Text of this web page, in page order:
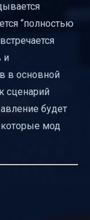
“полностью
и
в основной
сценарий
будет
которые мод